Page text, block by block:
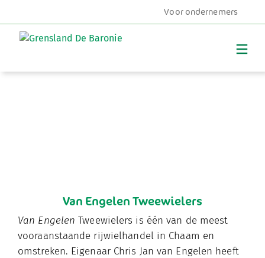
Voor ondernemers
Van Engelen Tweewielers
Van Engelen Tweewielers is één van de meest
vooraanstaande rijwielhandel in Chaam en
omstreken. Eigenaar Chris Jan van Engelen heeft